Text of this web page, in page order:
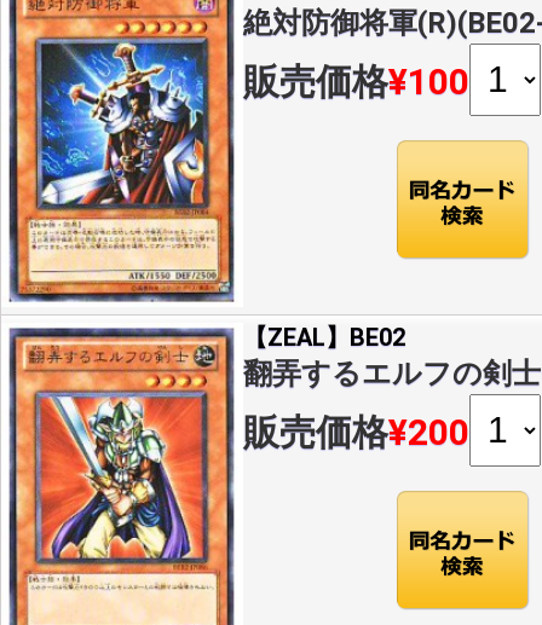
絶対防御将軍
販売価格¥100
【ZEAL】BE02
翻弄するエルフの剣
販売価格¥200